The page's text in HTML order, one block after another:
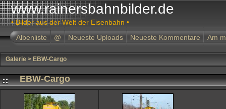
www.rainersbahnbilder.de
• Bilder aus der Welt der Eisenbahn •
Albenliste
@ Neueste Uploads Neueste Kommentare Am
Galerie > EBW-Cargo
EBW-Cargo